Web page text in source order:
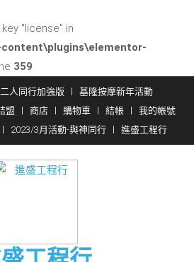
"license" in
359
二人同行加強版
基隆按摩新年活動
盟 商店 購物車 結帳
我的帳號
2023/3月活動-與神同行 進盛工程行